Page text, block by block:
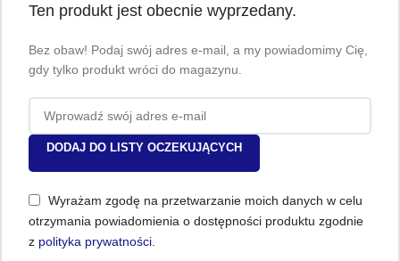
Ten produkt jest obecnie wyprzedany.
Bez obaw! Podaj swój adres e-mail, a my powiadomimy Cię,
gdy tylko produkt wróci do magazynu.
DODAJ DO LISTY OCZEKUJĄCYCH
Wyrażam zgodę na przetwarzanie moich danych w celu
otrzymania powiadomienia o dostępności produktu zgodnie
z polityka prywatności.